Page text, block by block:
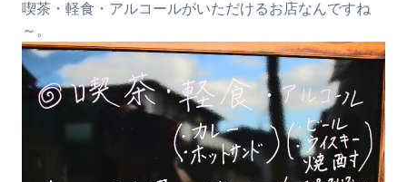
喫茶・軽食・アルコールがいただけるお店なんですね
～。